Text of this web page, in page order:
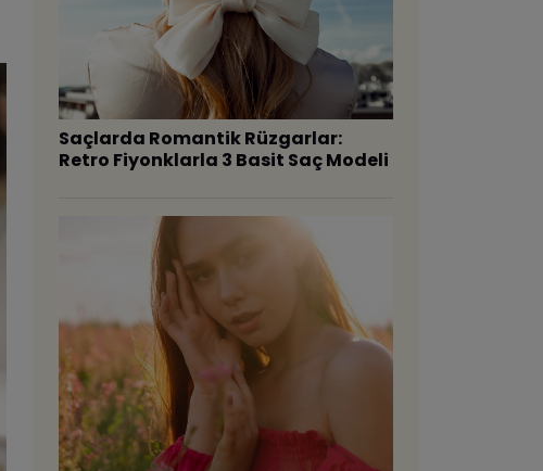
Saçlarda Romantik Rüzgarlar:
Retro Fiyonklarla 3 Basit Saç Modeli